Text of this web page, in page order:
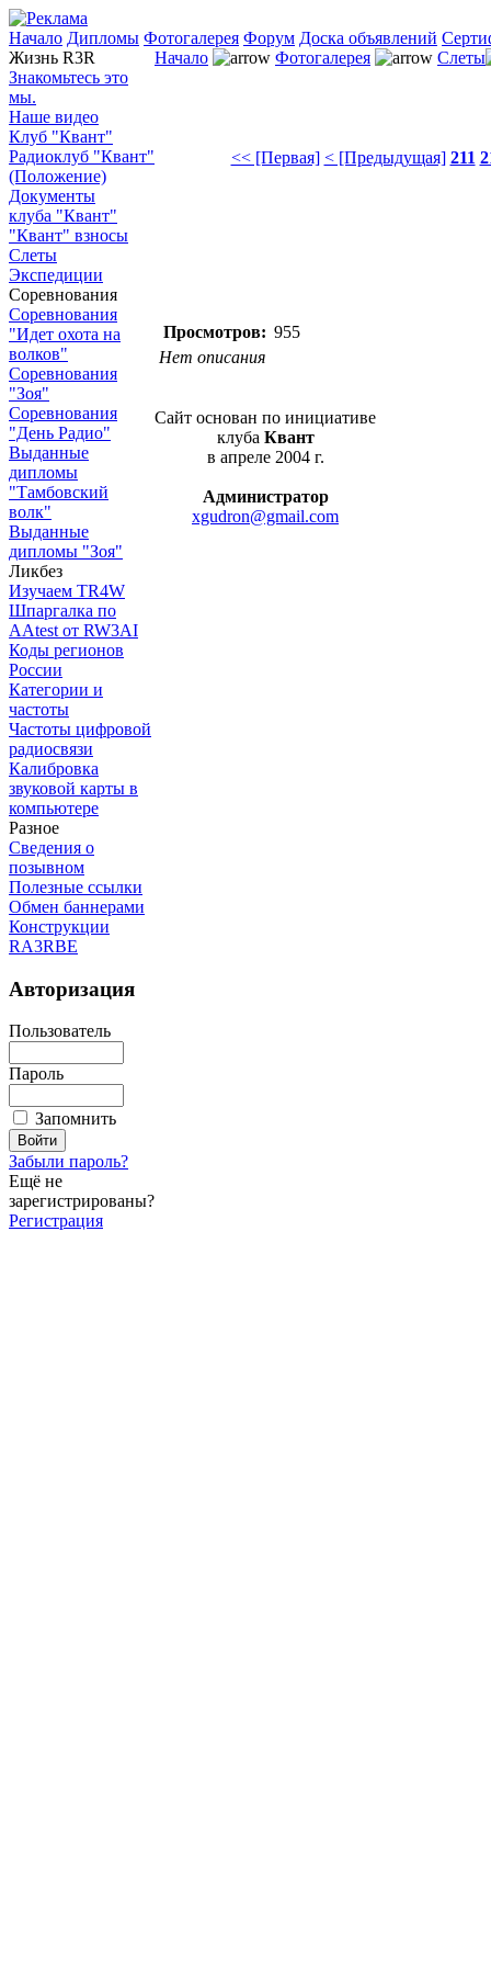
Начало Дипломы Фотогалерея Форум Доска объявлений
Жизнь R3R
Знакомьтесь это
мы.
Наше видео
Клуб "Квант"
Радиоклуб "Квант"
(Положение)
Документы
клуба "Квант"
"Квант" взносы
Слеты
Экспедиции
Соревнования
Соревнования
"Идет охота на
волков"
Соревнования
"Зоя"
Соревнования
"День Радио"
Выданные
дипломы
"Тамбовский
волк"
Выданные
дипломы "Зоя"
Ликбез
Изучаем TR4W
Шпаргалка по
AAtest от RW3AI
Коды регионов
России
Категории и
частоты
Частоты цифровой
радиосвязи
Калибровка
звуковой карты в
компьютере
Разное
Сведения о
позывном
Полезные ссылки
Обмен баннерами
Конструкции
RA3RBE
Авторизация
Пользователь
Пароль
Запомнить
Забыли пароль?
Ещё не
зарегистрированы?
Регистрация
Начало Фотогалерея Слеты
<< [Первая] < [Предыдущая] 211
Просмотров: 955
Нет описания
Сайт основан по инициативе
клуба Квант
в апреле 2004 г.
Администратор
xgudron@gmail.com